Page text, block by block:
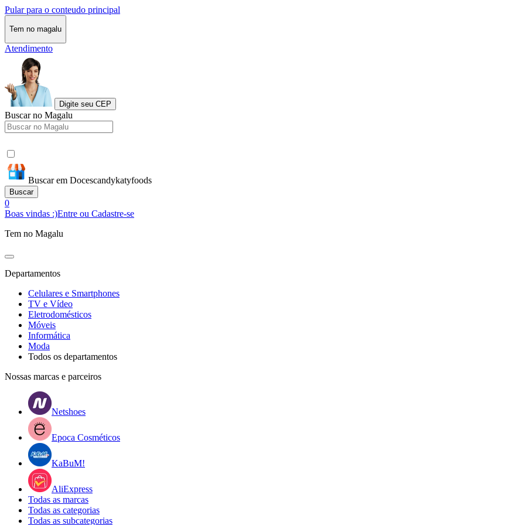
Pular para o conteudo principal
Tem no magalu
Atendimento
Digite seu CEP
Buscar no Magalu
Buscar em Docescandykatyfoods
Buscar
0
Boas vindas :)Entre ou Cadastre-se
Tem no Magalu
Departamentos
Celulares e Smartphones
TV e Vídeo
Eletrodomésticos
Móveis
Informática
Moda
Todos os departamentos
Nossas marcas e parceiros
Netshoes
Epoca Cosméticos
KaBuM!
AliExpress
Todas as marcas
Todas as categorias
Todas as subcategorias